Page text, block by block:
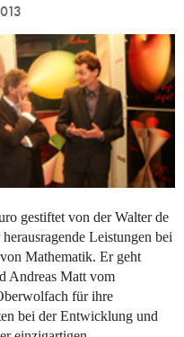
gestiftet von der Walter de
Leistungen bei
Mathematik. Er geht
Andreas Matt vom
für ihre
bei der Entwicklung und